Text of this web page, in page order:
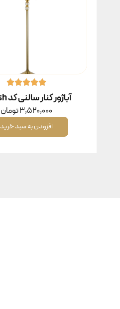
آباژور کنار سالنی کد 285sh
3,520,000تومان
افزودن به سبد خرید